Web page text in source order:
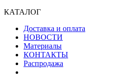
КАТАЛОГ
Доставка и оплата
НОВОСТИ
Материалы
КОНТАКТЫ
Распродажа